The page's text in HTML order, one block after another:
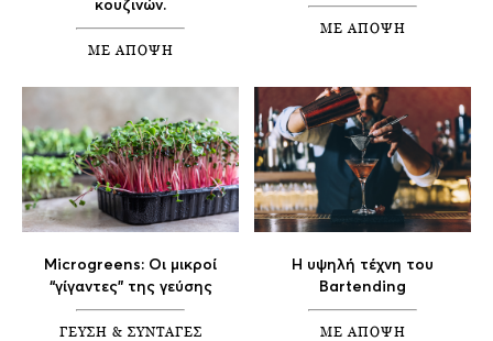
κουζινών.
ΜΕ ΑΠΟΨΗ
ΜΕ ΑΠΟΨΗ
Microgreens: Οι μικροί
“γίγαντες” της γεύσης
ΓΕΥΣΗ & ΣΥΝΤΑΓΕΣ
Η υψηλή τέχνη του
Bartending
ΜΕ ΑΠΟΨΗ